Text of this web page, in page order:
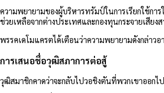
ความพยายามของผู้บริหารทรัมป์ในการเรียกใช้ก
ช่วยเหลือจากต่างประเทศและกองทุนกระจายเสีย
พรรคเดโมแครตได้เตือนว่าความพยายามดังกล่าวอ
การเสนอชื่อวุฒิสภาการต่อสู้
วุฒิสมาชิกคาดว่าจะกลับไปวอชิงตันที่พวกเขาออก